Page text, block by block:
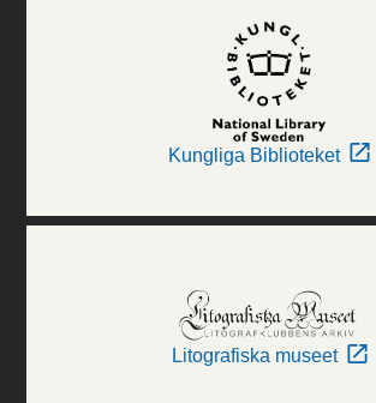
Kungliga Biblioteket
Litografiska museet